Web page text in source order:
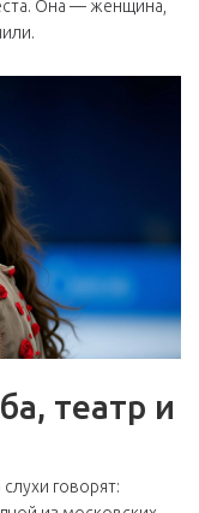
Она — женщина,
театр и
говорят: